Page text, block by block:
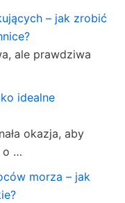
– jak zrobić
ale prawdziwa
idealne
okazja, aby
o …
morza – jak